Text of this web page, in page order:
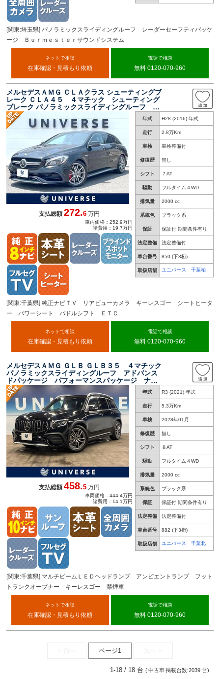
[関東:埼玉県] パノラミックスライディングルーフ レーダーセーフティパッケ
ージ Ｂｕｒｍｅｓｔｅｒサウンドシステム
ネットで相談
在庫確認・見積もり依頼
電話で相談
無料 0120-070-960
メルセデスＡＭＧ ＣＬＡクラス シューティングブ
レーク ＣＬＡ４５ ４マチック シューティング
ブレーク パノラミックスライディングルーフ レ
ーダーセーフティＰＫＧ 黒革シート 純正ナビ
ＴＶ リアビューカメラ キーレスゴー シート
ヒーター パワーシート パドルシフト パワー
バックドア ＥＴＣ 禁煙車
年式 H28 (2016) 年式
走行 2.8万Km
車検 車検整備付
修復歴 無し
シフト ７AT
駆動 フルタイム４WD
排気量 2000 cc
系統色 ブラック系
保証 保証付 期間条件有り
法定整備 法定整備付
車台番号 850 (下3桁)
取扱店舗 ユニバース 千葉柏
支払総額272.6 万円
車両価格：252.9万円
諸費用：19.7万円
[関東:千葉県] 純正ナビＴＶ リアビューカメラ キーレスゴー シートヒータ
ー パワーシート パドルシフト ＥＴＣ
ネットで相談
在庫確認・見積もり依頼
電話で相談
無料 0120-070-960
メルセデスＡＭＧ ＧＬＢ ＧＬＢ３５ ４マチック
パノラミックスライディングルーフ アドバンス
ドパッケージ パフォーマンスパッケージ ナビ
ゲーションパッケージ コックピットディスプレ
イ レーダーセーフティパッケージ 純正１９イ
ンチアルミ ＥＴＣ
年式 R3 (2021) 年式
走行 5.3万Km
車検 2028年01月
修復歴 無し
シフト ８AT
駆動 フルタイム４WD
排気量 2000 cc
系統色 ブラック系
保証 保証付 期間条件有り
法定整備 法定整備付
車台番号 882 (下3桁)
取扱店舗 ユニバース 千葉北
支払総額458.5 万円
車両価格：444.4万円
諸費用：14.1万円
[関東:千葉県] マルチビームＬＥＤヘッドランプ アンビエントランプ フット
トランクオープナー キーレスゴー 禁煙車
ネットで相談
在庫確認・見積もり依頼
電話で相談
無料 0120-070-960
ページ1
1-18 / 18 台 (中古車掲載台数:2039 台)